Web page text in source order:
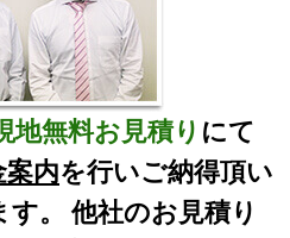
地無料お見積り にて
案内を行いご納得頂い
。 他社のお見積り